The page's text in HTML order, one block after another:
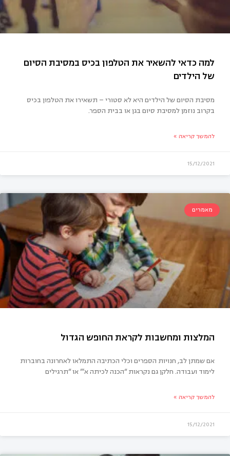
כדאי להשאיר את הטלפון בכיס במסיבת הסיום
הילדים
מסיבת הסיום של הילדים היא לא סטורי – תשאירו את הטלפון בכיס
בקרוב נוזמן למסיבת סיום בגן או בבית הספר.
להמשך קריאה »
15/12/2021
מאמרים
אם שמתן לב, חנויות הספרים וכלי הכתיבה התמלאו לאחרונה בחוברות
לימוד ועבודה. חלקן גם נקראות “הכנה לכיתה א’” או “תרגילים
להמשך קריאה »
15/12/2021